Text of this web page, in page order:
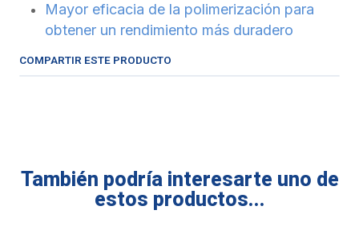
Mayor eficacia de la polimerización para
obtener un rendimiento más duradero
COMPARTIR ESTE PRODUCTO
También podría interesarte uno de
estos productos...